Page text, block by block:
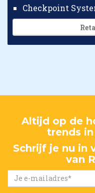
Altijd op de
trends
Schrijf je nu in
van